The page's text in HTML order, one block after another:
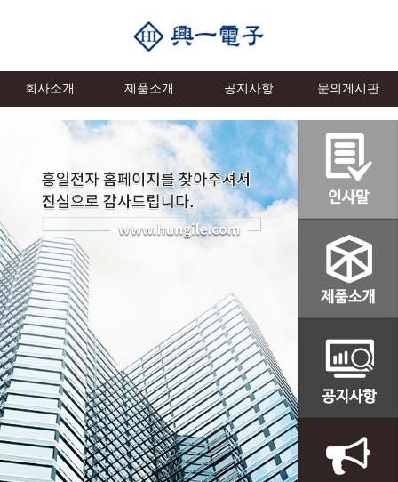
회사소개 제품소개 공지사항 문의게시판